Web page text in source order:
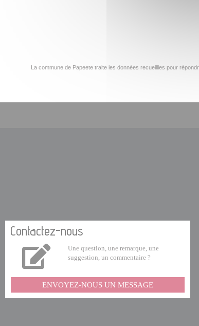
La commune de Papeete traite les données recueillies pour
Contactez-nous
Une question, une remarque, une
suggestion, un commentaire ?
ENVOYEZ-NOUS UN MESSAGE